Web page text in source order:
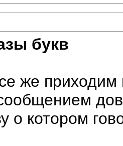
букв
же приходим
о котором